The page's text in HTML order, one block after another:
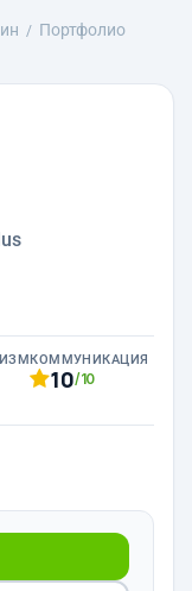
Портфолио
КОММУНИКАЦИЯ
10/10